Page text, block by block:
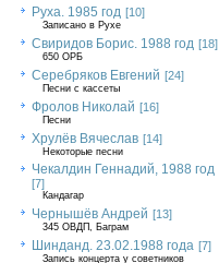
Руха. 1985 год [10]
Записано в Рухе
Свиридов Борис. 1988 год [18]
650 ОРБ
Серебряков Евгений [24]
Песни с кассеты
Фролов Николай [16]
Песни
Хрулёв Вячеслав [14]
Некоторые песни
Чекалдин Геннадий, 1988 год
[7]
Кандагар
Чернышёв Андрей [13]
345 ОВДП, Баграм
Шинданд. 23.02.1988 года [7]
Запись концерта у советников